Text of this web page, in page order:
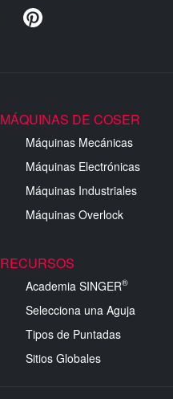
MÁQUINAS DE COSER
Máquinas Mecánicas
Máquinas Electrónicas
Máquinas Industriales
Máquinas Overlock
RECURSOS
Academia SINGER®
Selecciona una Aguja
Tipos de Puntadas
Sitios Globales